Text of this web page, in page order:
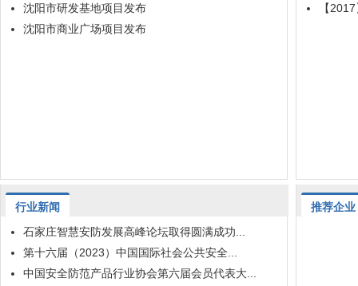
沈阳市研发基地项目发布
沈阳市商业广场项目发布
【
行业新闻
石家庄智慧安防发展高峰论坛取得圆满成功...
第十六届（2023）中国国际社会公共安全...
中国安全防范产品行业协会第六届会员代表大...
推荐企业